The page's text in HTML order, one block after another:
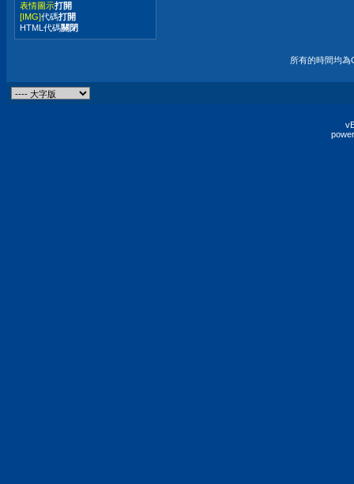
表情圖示打開
[IMG]代碼打開
HTML代碼關閉
所有的時間均為